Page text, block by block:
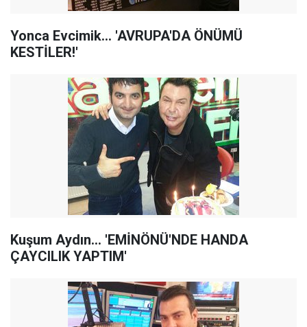
Yonca Evcimik... 'AVRUPA'DA ÖNÜMÜ
KESTİLER!'
Kuşum Aydın... 'EMİNÖNÜ'NDE HANDA
ÇAYCILIK YAPTIM'